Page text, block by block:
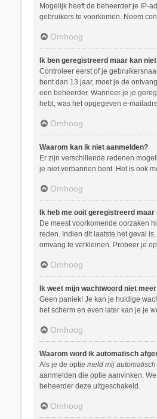
Mogelijk heeft de beheerder je IP-
gebruikers te voorkomen. Neem
Omhoog
Ik ben geregistreerd maar kan
Controleer eerst of je
bent dan 13 jaar, moet je de
een beheerder. Wanneer je je
hebt, was het opgegeven e-
Omhoog
Waarom kan ik niet aanmelden?
Er zijn verschillende redenen
je niet verbannen bent. Het is ook
Omhoog
Ik heb me ooit geregistreerd
De meest voorkomende oorzaken
reden. Indien dit laatste het geval
omvang te verkleinen. Probeer je
Omhoog
Ik weet mijn wachtwoord niet
Geen paniek! Je kan je huidige
het scherm en even later kan je je
Omhoog
Waarom word ik automatisch
Als je de optie meld mij
aanmelden die optie aanvinken.
beheerder deze uitgeschakeld.
Omhoog